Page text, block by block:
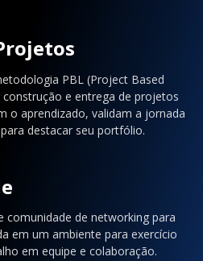
PBL (Project Based
e entrega de projetos
o aprendizado, validam a jornada
destacar seu portfólio.
comunidade de networking para
em um ambiente para exercício
em equipe e colaboração.